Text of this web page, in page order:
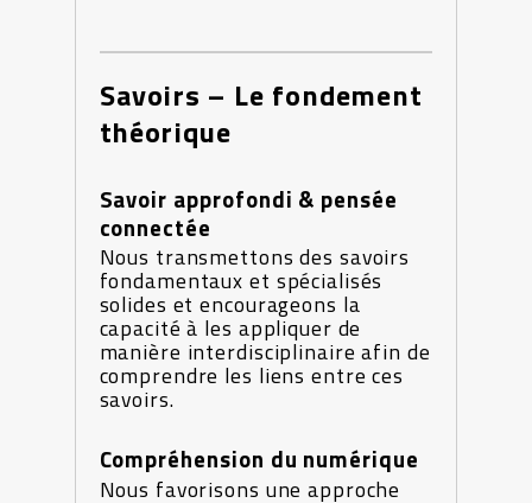
Savoirs – Le fondement
théorique
Savoir approfondi & pensée
connectée
Nous transmettons des savoirs
fondamentaux et spécialisés
solides et encourageons la
capacité à les appliquer de
manière interdisciplinaire afin de
comprendre les liens entre ces
savoirs.
Compréhension du numérique
Nous favorisons une approche